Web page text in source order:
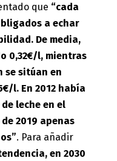
que “cada
a echar
De media,
0,32€/l, mientras
se sitúan en
l. En 2012 había
leche en el
2019 apenas
. Para añadir
en 2030